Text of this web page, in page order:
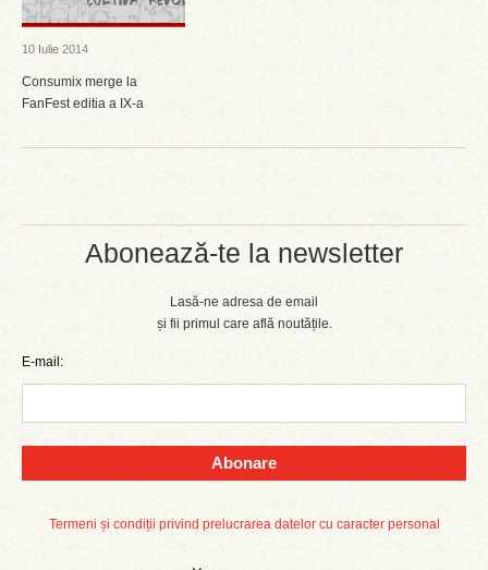
Abonează-te la newsletter
Lasă-ne adresa de email
și fii primul care află noutățile.
E-mail:
Abonare
Termeni și condiții privind prelucrarea datelor cu caracter personal
10 Iulie 2014
Consumix merge la
FanFest editia a IX-a